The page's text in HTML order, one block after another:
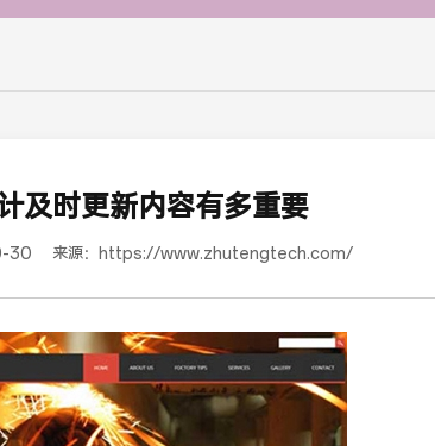
及时更新内容有多重要
30 来源： https://www.zhutengtech.com/